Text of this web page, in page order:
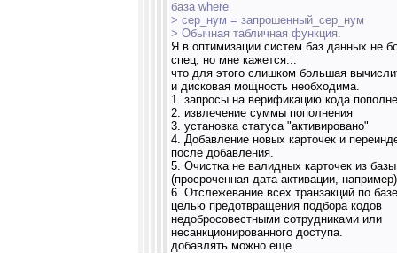
база where
> сер_нум = запрошенный_сер_нум
> Обычная табличная функция.
Я в оптимизации систем баз данных не
спец, но мне кажется...
что для этого слишком большая
и дисковая мощность необходима.
1. запросы на верификацию кода
2. извлечение суммы пополнения
3. установка статуса "активировано"
4. Добавление новых карточек и
после добавления.
5. Очистка не валидных карточек из базы
(просроченная дата активации,
6. Отслежевание всех транзакций по
целью предотвращения подбора кодов
недобросовестными сотрудниками или
несанкционированного доступа.
добавлять можно еще.